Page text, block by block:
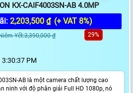
KX-CAIF4003SN-AB 4.0MP
2,203,500 ₫ (+ VAT 8%)
Yết:3,390,000 ₫ 29%
PM
AB là một camera chất lượng cao
ninh với độ phân giải Full HD 1080p, nó